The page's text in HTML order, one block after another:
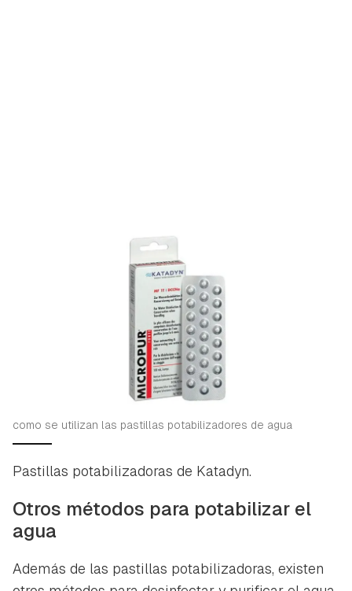
como se utilizan las pastillas potabilizadores de agua
Pastillas potabilizadoras de Katadyn.
Otros métodos para potabilizar el
agua
Además de las pastillas potabilizadoras, existen